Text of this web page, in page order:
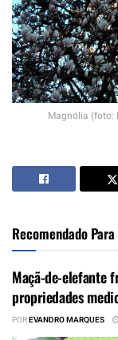
Magnólia (foto:
Recomendado
Maçã-de-elefante
propriedades
POREVANDRO MARQUES